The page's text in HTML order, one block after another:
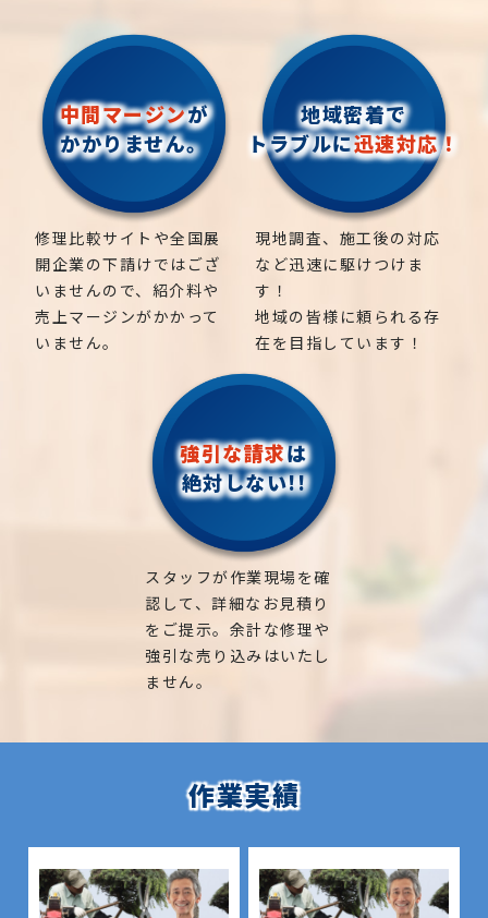
中間マージンが
かかりません。
修理比較サイトや全国展
開企業の下請けではござ
いませんので、紹介料や
売上マージンがかかって
いません。
地域密着で
トラブルに迅速対応！
現地調査、施工後の対応
など迅速に駆けつけま
す！
地域の皆様に頼られる存
在を目指しています！
強引な請求は
絶対しない!!
スタッフが作業現場を確
認して、詳細なお見積り
をご提示。余計な修理や
強引な売り込みはいたし
ません。
作業実績